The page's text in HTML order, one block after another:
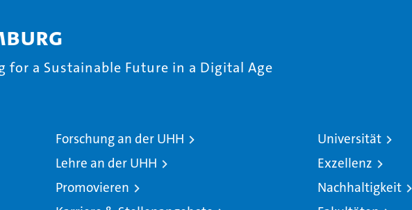
for a Sustainable Future in a Digital Age
Forschung an der UHH
Lehre an der UHH
Promovieren
Universität
Exzellenz
Nachhaltigkeit